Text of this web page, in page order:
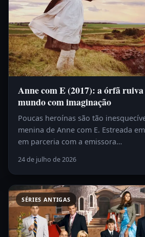
Anne com E (2017): a órfã
mundo com imaginação
Poucas heroínas são tão
menina de Anne com E. Estreada
em parceria com a emissora…
24 de julho de 2026
SÉRIES ANTIGAS